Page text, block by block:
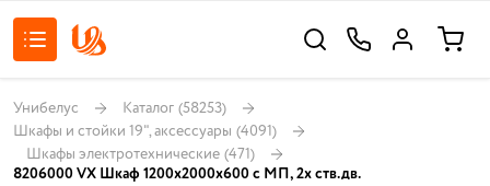
Унибелус Каталог (58253)
Шкафы и стойки 19", аксессуары (4091)
Шкафы электротехнические (471)
8206000 VX Шкаф 1200x2000x600 с МП, 2х ств.дв.